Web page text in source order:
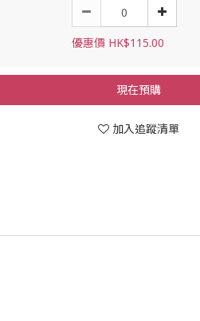
優惠價 HK$115.00
現在預購
加入追蹤清單